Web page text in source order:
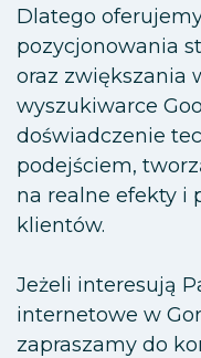
Dlatego
pozycjonowania
oraz zwiększania
wyszukiwarce
doświadczenie
podejściem,
na realne efekty i
klientów.
Jeżeli interesują
internetowe w
zapraszamy do